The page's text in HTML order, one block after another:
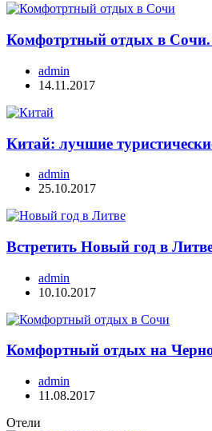
Комфотртный отдых в
admin
14.11.2017
Китай: лучшие
admin
25.10.2017
Встретить Новый год в
admin
10.10.2017
Комфортный отдых на
admin
11.08.2017
Отели